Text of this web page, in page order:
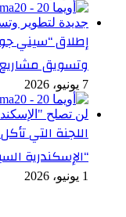
إطلاق “سيني
وتسويق
7 يونيو، 2026
اللجنة التي
“الإسكندرية
1 يونيو، 2026